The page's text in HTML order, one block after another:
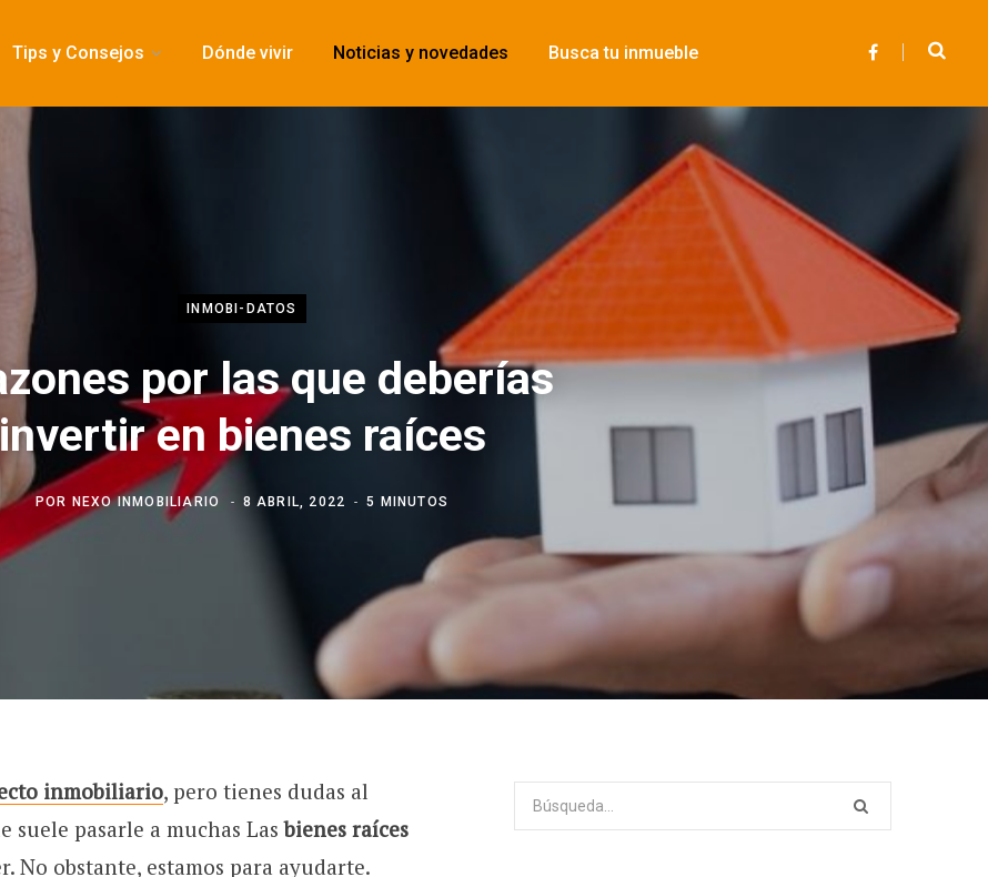
Tips y Consejos Dónde vivir Noticias y novedades Busca tu inmueble
F
e
INMOBI-DATOS
por las que deberías
invertir en bienes raíces
POR NEXO INMOBILIARIO 8 ABRIL, 2022 5 MINUTOS
inmobiliario, pero tienes dudas al
suele pasarle a muchas Lasbienes raíces
No obstante, estamos para ayudarte.